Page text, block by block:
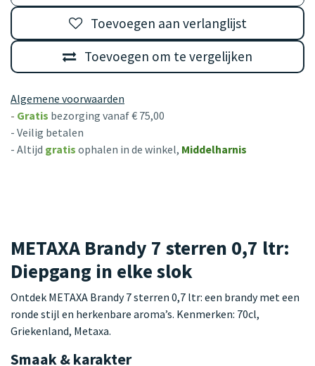
Toevoegen om te vergelijken
Toevoegen aan verlanglijst
Algemene voorwaarden
- Gratis bezorging vanaf € 75,00
- Veilig betalen
- Altijd gratis ophalen in de winkel, Middelharnis
METAXA Brandy 7 sterren 0,7 ltr:
Diepgang in elke slok
Ontdek METAXA Brandy 7 sterren 0,7 ltr: een brandy met een
ronde stijl en herkenbare aroma’s. Kenmerken: 70cl,
Griekenland, Metaxa.
Smaak & karakter